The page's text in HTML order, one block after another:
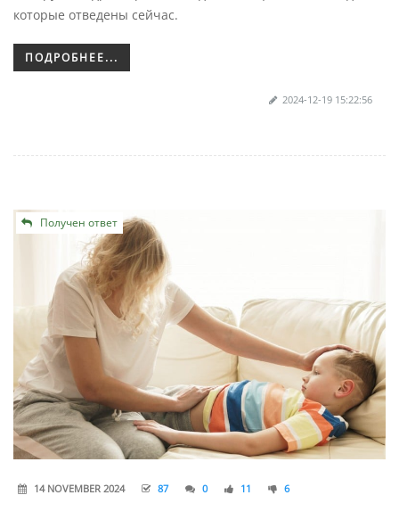
которые отведены сейчас.
ПОДРОБНЕЕ...
2024-12-19 15:22:56
Получен ответ
14 NOVEMBER 2024 87 0 11 6